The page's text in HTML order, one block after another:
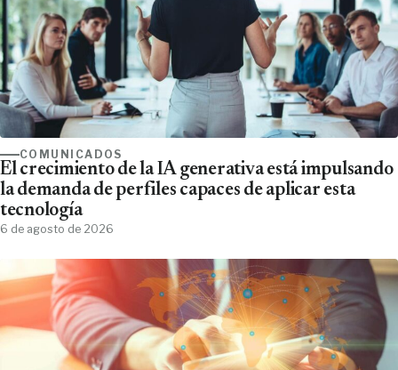
COMUNICADOS
El crecimiento de la IA generativa está impulsando
la demanda de perfiles capaces de aplicar esta
tecnología
6 de agosto de 2026